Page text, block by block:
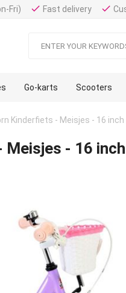
Fri) done Fast delivery done
Go-karts Scooters
Kinderfiets - Meisjes - 16 inch
- 16